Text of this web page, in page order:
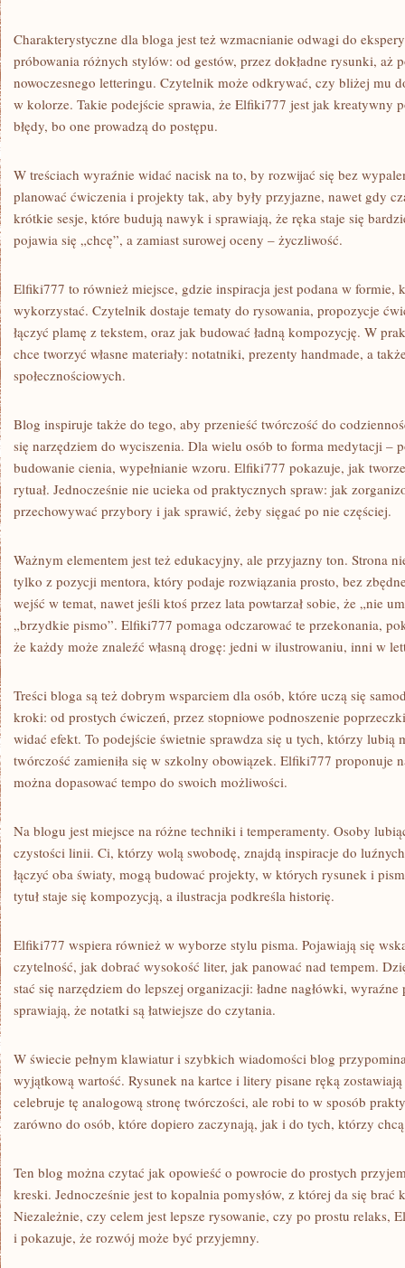
Charakterystyczne dla bloga jest też wzmacnianie odwagi do
próbowania różnych stylów: od gestów, przez dokładne rysunki, aż
nowoczesnego letteringu. Czytelnik może odkrywać, czy bliżej mu
w kolorze. Takie podejście sprawia, że Elfiki777 jest jak kreatywny
błędy, bo one prowadzą do postępu.
W treściach wyraźnie widać nacisk na to, by rozwijać się bez
planować ćwiczenia i projekty tak, aby były przyjazne, nawet gdy
krótkie sesje, które budują nawyk i sprawiają, że ręka staje się
pojawia się „chcę”, a zamiast surowej oceny – życzliwość.
Elfiki777 to również miejsce, gdzie inspiracja jest podana w formie,
wykorzystać. Czytelnik dostaje tematy do rysowania, propozycje
łączyć plamę z tekstem, oraz jak budować ładną kompozycję. W
chce tworzyć własne materiały: notatniki, prezenty handmade, a
społecznościowych.
Blog inspiruje także do tego, aby przenieść twórczość do
się narzędziem do wyciszenia. Dla wielu osób to forma medytacji –
budowanie cienia, wypełnianie wzoru. Elfiki777 pokazuje, jak
rytuał. Jednocześnie nie ucieka od praktycznych spraw: jak
przechowywać przybory i jak sprawić, żeby sięgać po nie częściej.
Ważnym elementem jest też edukacyjny, ale przyjazny ton. Strona
tylko z pozycji mentora, który podaje rozwiązania prosto, bez
wejść w temat, nawet jeśli ktoś przez lata powtarzał sobie, że „nie
„brzydkie pismo”. Elfiki777 pomaga odczarować te przekonania,
że każdy może znaleźć własną drogę: jedni w ilustrowaniu, inni w
Treści bloga są też dobrym wsparciem dla osób, które uczą się
kroki: od prostych ćwiczeń, przez stopniowe podnoszenie
widać efekt. To podejście świetnie sprawdza się u tych, którzy lubią
twórczość zamieniła się w szkolny obowiązek. Elfiki777 proponuje
można dopasować tempo do swoich możliwości.
Na blogu jest miejsce na różne techniki i temperamenty. Osoby
czystości linii. Ci, którzy wolą swobodę, znajdą inspiracje do
łączyć oba światy, mogą budować projekty, w których rysunek i
tytuł staje się kompozycją, a ilustracja podkreśla historię.
Elfiki777 wspiera również w wyborze stylu pisma. Pojawiają się
czytelność, jak dobrać wysokość liter, jak panować nad tempem.
stać się narzędziem do lepszej organizacji: ładne nagłówki,
sprawiają, że notatki są łatwiejsze do czytania.
W świecie pełnym klawiatur i szybkich wiadomości blog
wyjątkową wartość. Rysunek na kartce i litery pisane ręką
celebruje tę analogową stronę twórczości, ale robi to w sposób
zarówno do osób, które dopiero zaczynają, jak i do tych, którzy
Ten blog można czytać jak opowieść o powrocie do prostych
kreski. Jednocześnie jest to kopalnia pomysłów, z której da się brać
Niezależnie, czy celem jest lepsze rysowanie, czy po prostu relaks,
i pokazuje, że rozwój może być przyjemny.